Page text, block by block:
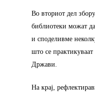
Во вториот дел
библиотеки можат
и споделивме
што се
Држави.
На крај,